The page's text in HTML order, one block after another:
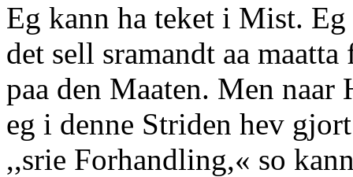
Eg kann ha teket i Mist.
det sell sramandt aa
paa den Maaten. Men
eg i denne Striden hev
,,srie Forhandling,« so